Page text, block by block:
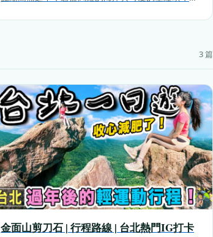
3 篇
金面山剪刀石 | 行程路線 | 台北熱門IG打卡